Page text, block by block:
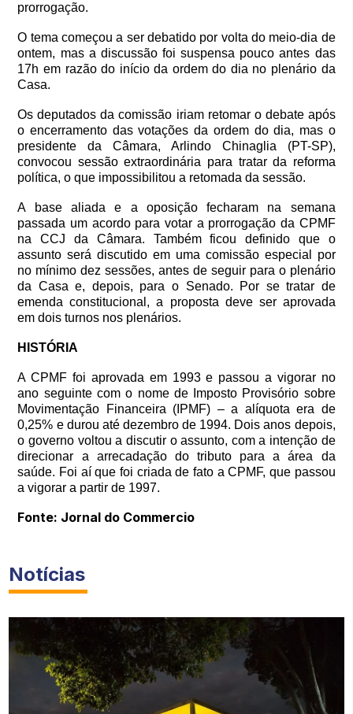
prorrogação.
O tema começou a ser debatido por volta do meio-dia de
ontem, mas a discussão foi suspensa pouco antes das
17h em razão do início da ordem do dia no plenário da
Casa.
Os deputados da comissão iriam retomar o debate após
o encerramento das votações da ordem do dia, mas o
presidente da Câmara, Arlindo Chinaglia (PT-SP),
convocou sessão extraordinária para tratar da reforma
política, o que impossibilitou a retomada da sessão.
A base aliada e a oposição fecharam na semana
passada um acordo para votar a prorrogação da CPMF
na CCJ da Câmara. Também ficou definido que o
assunto será discutido em uma comissão especial por
no mínimo dez sessões, antes de seguir para o plenário
da Casa e, depois, para o Senado. Por se tratar de
emenda constitucional, a proposta deve ser aprovada
em dois turnos nos plenários.
HISTÓRIA
A CPMF foi aprovada em 1993 e passou a vigorar no
ano seguinte com o nome de Imposto Provisório sobre
Movimentação Financeira (IPMF) – a alíquota era de
0,25% e durou até dezembro de 1994. Dois anos depois,
o governo voltou a discutir o assunto, com a intenção de
direcionar a arrecadação do tributo para a área da
saúde. Foi aí que foi criada de fato a CPMF, que passou
a vigorar a partir de 1997.
Fonte: Jornal do Commercio
Notícias